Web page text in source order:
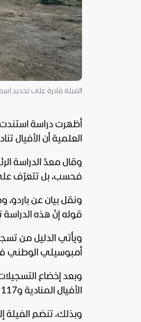
الفيلة قادرة على تحديد
أظهرت دراسة
العلمية أن الأفيال
وقال معدّ الدراسة
فحسب، بل تتعرّف على
ونقل بيان عن
قوله إنّ هذه الدراسة
ويأتي الدليل من
أمبوسيلي الوطني
الأفيال المنادية و117 فيلاً متلقياً للنداء.
وبذلك، تنضم